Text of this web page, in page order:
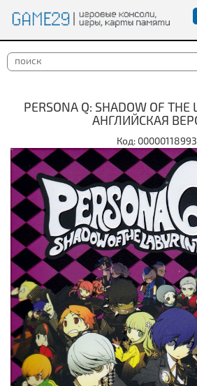
PERSONA Q: SHADOW OF THE
АНГЛИЙСКАЯ
Код: 00000118993